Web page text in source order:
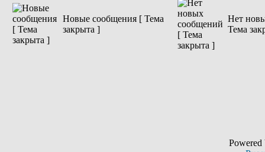
Новые сообщения [ Тема
закрыта ]
Нет
Тема